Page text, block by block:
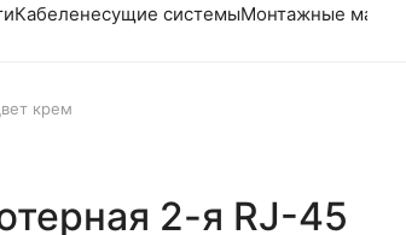
Кабеленесущие системыМонтажные
крем
2-я RJ-45